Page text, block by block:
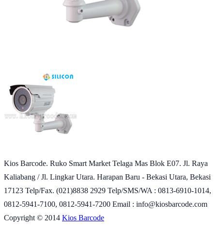
Kios Barcode. Ruko Smart Market Telaga Mas Blok E07. Jl. Raya
Kaliabang / Jl. Lingkar Utara. Harapan Baru - Bekasi Utara, Bekasi
17123 Telp/Fax. (021)8838 2929 Telp/SMS/WA : 0813-6910-1014,
0812-5941-7100, 0812-5941-7200 Email : info@kiosbarcode.com
Copyright © 2014 Kios Barcode